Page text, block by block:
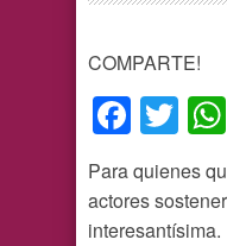
COMPARTE!
Para quienes
actores
interesantísima.